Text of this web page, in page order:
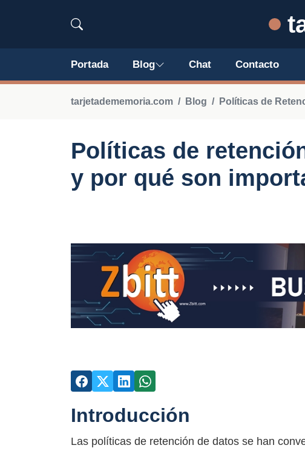
Portada Blog Chat Contacto
tarjetadememoria.com Blog Políticas de
Políticas de
y por qué son
Introducción
Las políticas de retención de datos se han